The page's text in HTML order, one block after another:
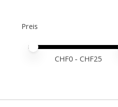
Preis
Preis – Mindestwert
Price maximum value
CHF0 - CHF25